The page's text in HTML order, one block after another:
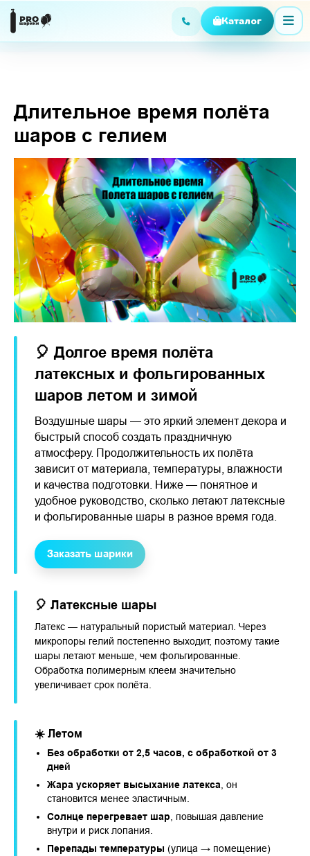
Длительное время полёта
шаров с гелием
🎈 Долгое время полёта
латексных и фольгированных
шаров летом и зимой
Воздушные шары — это яркий элемент декора и
быстрый способ создать праздничную
атмосферу. Продолжительность их полёта
зависит от материала, температуры, влажности
и качества подготовки. Ниже — понятное и
удобное руководство, сколько летают латексные
и фольгированные шары в разное время года.
Заказать шарики
🎈 Латексные шары
Латекс — натуральный пористый материал. Через
микропоры гелий постепенно выходит, поэтому такие
шары летают меньше, чем фольгированные.
Обработка полимерным клеем значительно
увеличивает срок полёта.
☀️ Летом
Без обработки от 2,5 часов, с обработкой от 3
дней
Жара ускоряет высыхание латекса, он
становится менее эластичным.
Солнце перегревает шар, повышая давление
внутри и риск лопания.
Перепады температуры (улица → помещение)